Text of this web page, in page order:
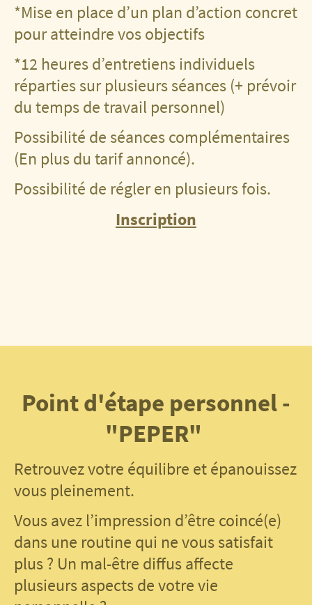
*Mise en place d’un plan d’action concret
pour atteindre vos objectifs
*12 heures d’entretiens individuels
réparties sur plusieurs séances (+ prévoir
du temps de travail personnel)
Possibilité de séances complémentaires
(En plus du tarif annoncé).
Possibilité de régler en plusieurs fois.
Inscription
Point d'étape personnel -
"PEPER"
Retrouvez votre équilibre et épanouissez
vous pleinement.
Vous avez l’impression d’être coincé(e)
dans une routine qui ne vous satisfait
plus ? Un mal-être diffus affecte
plusieurs aspects de votre vie